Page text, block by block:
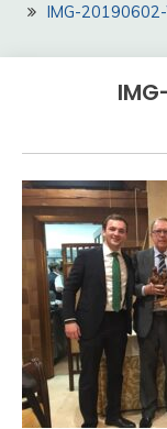
IMG-